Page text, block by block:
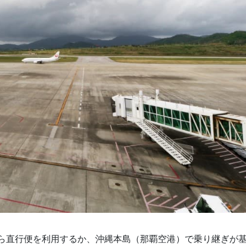
直行便を利用するか、沖縄本島（那覇空港）で乗り継ぎが